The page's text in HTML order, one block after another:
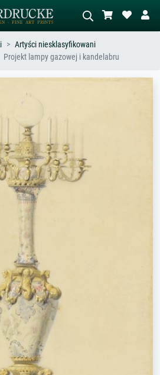
Artyści niesklasyfikowani
Projekt lampy gazowej i kandelabru